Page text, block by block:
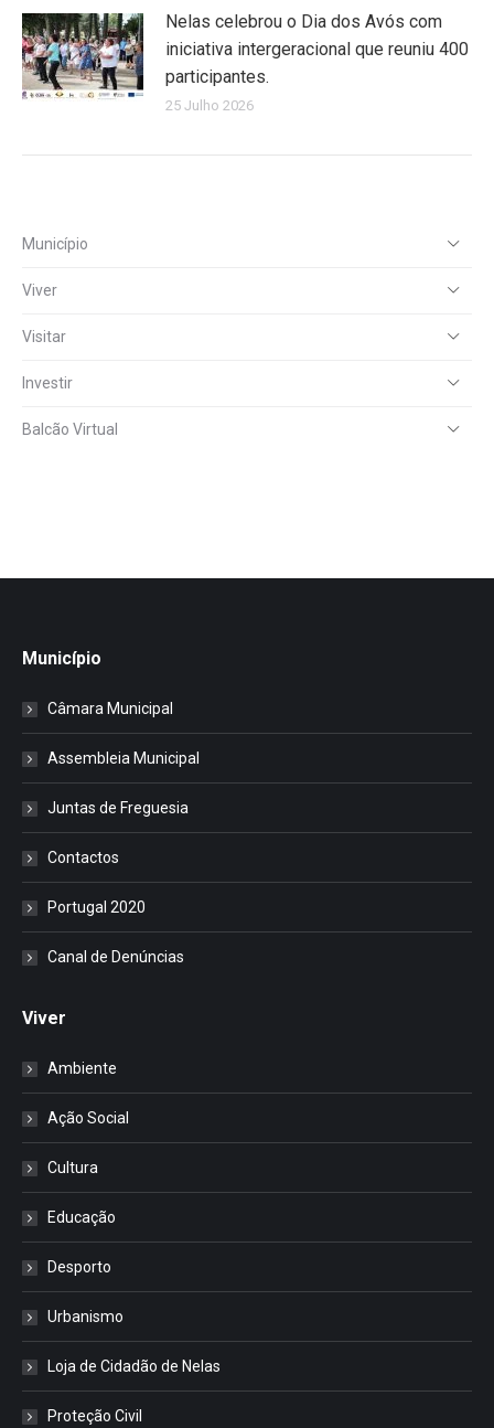
Nelas celebrou o Dia dos Avós com
iniciativa intergeracional que reuniu 400
participantes.
25 Julho 2026
Município
Viver
Visitar
Investir
Balcão Virtual
Município
Câmara Municipal
Assembleia Municipal
Juntas de Freguesia
Contactos
Portugal 2020
Canal de Denúncias
Viver
Ambiente
Ação Social
Cultura
Educação
Desporto
Urbanismo
Loja de Cidadão de Nelas
Proteção Civil